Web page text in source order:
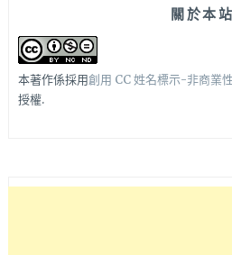
關於本站
本著作係採用創用 CC 姓名標示-非商業
授權.